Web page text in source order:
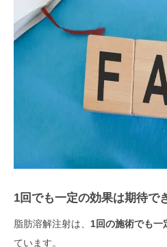
1回でも一定の効果は期待で
脂肪溶解注射は、 1回の施術でも一
ています。